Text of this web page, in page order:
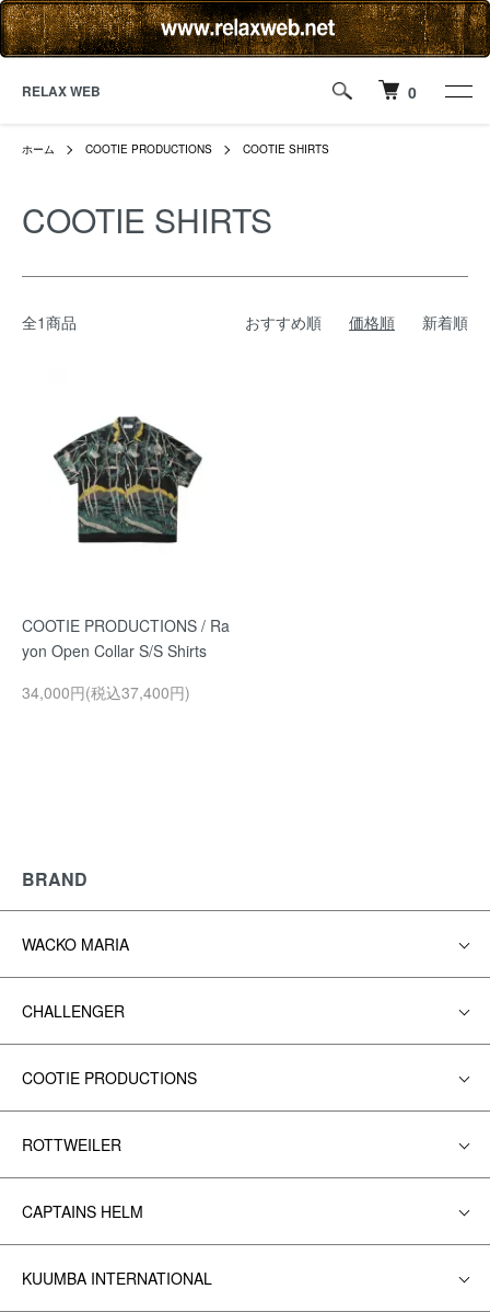
RELAX WEB 0
ホーム COOTIE PRODUCTIONS COOTIE SHIRTS
COOTIE SHIRTS
全1商品 おすすめ順 価格順 新着順
COOTIE PRODUCTIONS / Ra
yon Open Collar S/S Shirts
34,000円(税込37,400円)
BRAND
WACKO MARIA
CHALLENGER
COOTIE PRODUCTIONS
ROTTWEILER
CAPTAINS HELM
KUUMBA INTERNATIONAL